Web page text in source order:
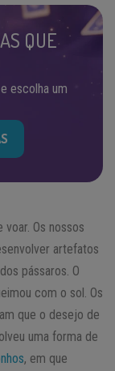
QUE
escolha um
Os nossos
artefatos
pássaros. O
com o sol. Os
que o desejo de
uma forma de
, em que